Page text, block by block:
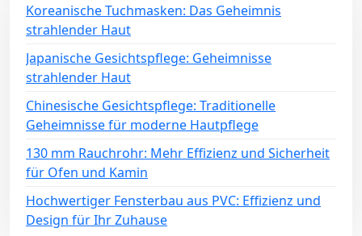
Koreanische Tuchmasken: Das Geheimnis
strahlender Haut
Japanische Gesichtspflege: Geheimnisse
strahlender Haut
Chinesische Gesichtspflege: Traditionelle
Geheimnisse für moderne Hautpflege
130 mm Rauchrohr: Mehr Effizienz und Sicherheit
für Ofen und Kamin
Hochwertiger Fensterbau aus PVC: Effizienz und
Design für Ihr Zuhause